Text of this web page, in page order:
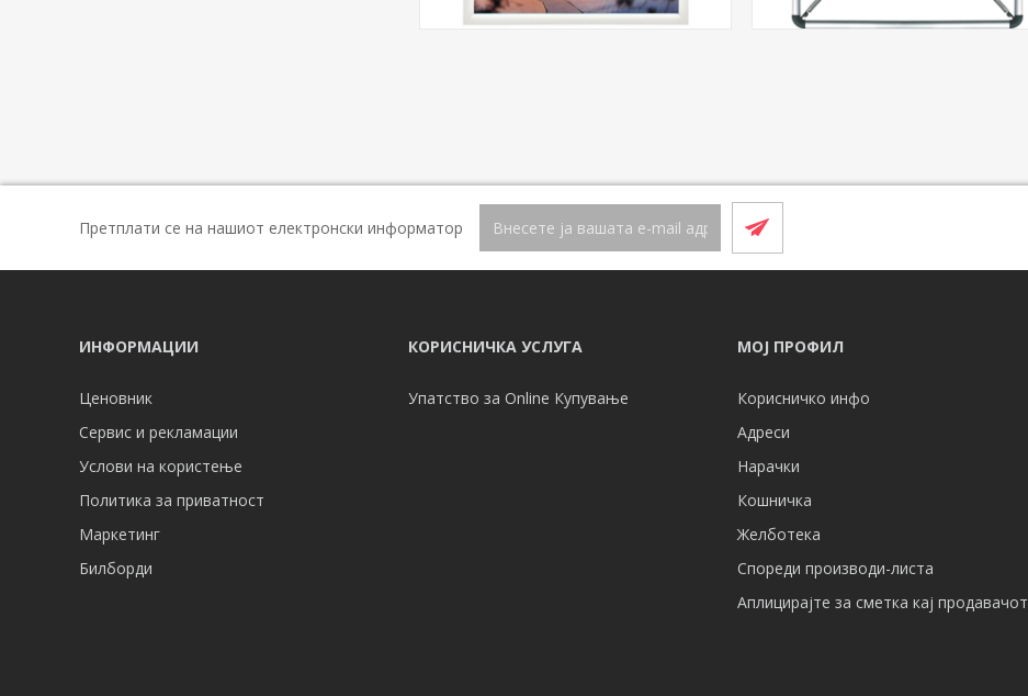
Претплати се на нашиот електронски информатор
ИНФОРМАЦИИ
Ценовник
Сервис и рекламации
Услови на користење
Политика за приватност
Маркетинг
Билборди
КОРИСНИЧКА УСЛУГА
Упатство за Online Купување
МОЈ ПРОФИЛ
Корисничко инфо
Адреси
Нарачки
Кошничка
Желботека
Спореди производи-листа
Аплицирајте за сметка кај продавачот